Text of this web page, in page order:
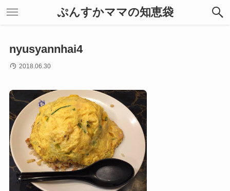
ぷんすかママの知恵袋
nyusyannhai4
2018.06.30